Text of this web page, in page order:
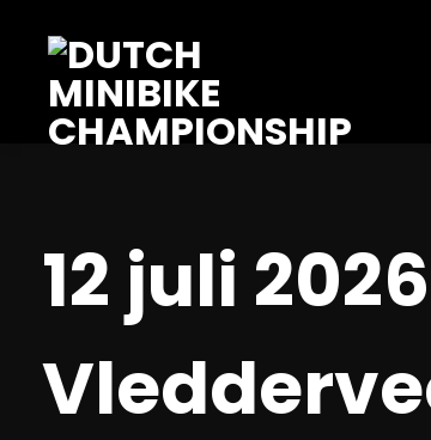
content
12 juli 2026